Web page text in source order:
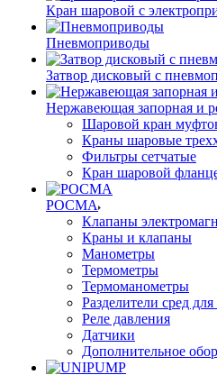
Кран шаровой с
Пневмоприводы
Затвор дисковый с
Нержавеющая запорная и
Шаровой кран
Краны шаровые
Фильтры сетчатые
Кран шаровой
РОСМА
Клапаны
Краны и клапаны
Манометры
Термометры
Термоманометры
Разделители сред
Реле давления
Датчики
Дополнительное